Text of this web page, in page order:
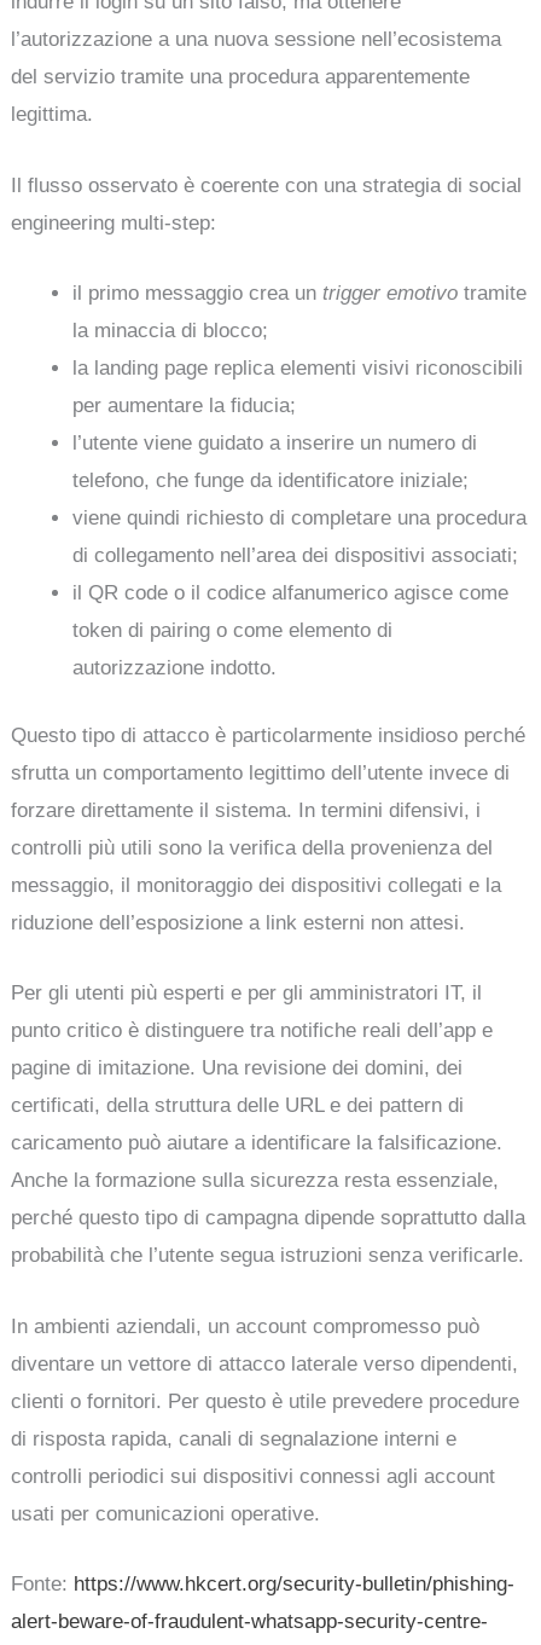
l’autorizzazione a una nuova sessione nell’ecosistema
del servizio tramite una procedura apparentemente
legittima.
Il flusso osservato è coerente con una strategia di social
engineering multi-step:
il primo messaggio crea untrigger emotivo tramite
la minaccia di blocco;
la landing page replica elementi visivi riconoscibili
per aumentare la fiducia;
l’utente viene guidato a inserire un numero di
telefono, che funge da identificatore iniziale;
viene quindi richiesto di completare una procedura
di collegamento nell’area dei dispositivi associati;
il QR code o il codice alfanumerico agisce come
token di pairing o come elemento di
autorizzazione indotto.
Questo tipo di attacco è particolarmente insidioso perché
sfrutta un comportamento legittimo dell’utente invece di
forzare direttamente il sistema. In termini difensivi, i
controlli più utili sono la verifica della provenienza del
messaggio, il monitoraggio dei dispositivi collegati e la
riduzione dell’esposizione a link esterni non attesi.
Per gli utenti più esperti e per gli amministratori IT, il
punto critico è distinguere tra notifiche reali dell’app e
pagine di imitazione. Una revisione dei domini, dei
certificati, della struttura delle URL e dei pattern di
caricamento può aiutare a identificare la falsificazione.
Anche la formazione sulla sicurezza resta essenziale,
perché questo tipo di campagna dipende soprattutto dalla
probabilità che l’utente segua istruzioni senza verificarle.
In ambienti aziendali, un account compromesso può
diventare un vettore di attacco laterale verso dipendenti,
clienti o fornitori. Per questo è utile prevedere procedure
di risposta rapida, canali di segnalazione interni e
controlli periodici sui dispositivi connessi agli account
usati per comunicazioni operative.
Fonte: https://www.hkcert.org/security-bulletin/phishing-
alert-beware-of-fraudulent-whatsapp-security-centre-